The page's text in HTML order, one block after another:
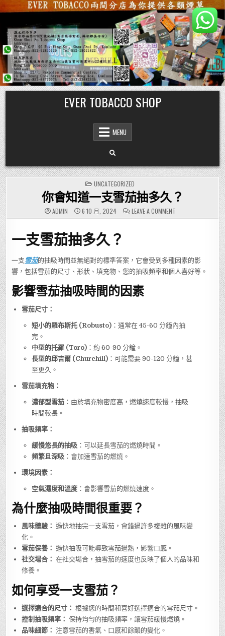
Skip
to
content
EVER TOBACCO SHOP
MENU
POSTED
IN
UNCATEGORIZED
你會知道一支雪茄抽多久？
ADMIN 6 10 月, 2024 LEAVE A COMMENTON
你
茄
抽
多
久？
一支雪茄抽多久？
一支雪茄的抽吸時間並無絕對的標準答案，它會受到多種因素的影
響，包括雪茄的尺寸、形狀、填充物、您的抽吸頻率和個人喜好等。
影響雪茄抽吸時間的因素
雪茄尺寸：
短小的羅布斯托 (Robusto) ：通常在 45-60 分鐘內抽
完。
中型的托羅 (Toro) ：約 60-90 分鐘。
長型的邱吉爾 (Churchill) ：可能需要 90-120 分鐘，甚
至更久。
雪茄填充物：
濃郁型雪茄 ：由於填充物密度高，燃燒速度較慢，抽吸
時間較長。
抽吸頻率：
緩慢悠長的抽吸 ：可以延長雪茄的燃燒時間。
頻繁且深吸 ：會加速雪茄的燃燒。
環境因素：
空氣濕度和溫度 ：會影響雪茄的燃燒速度。
為什麼抽吸時間很重要？
風味體驗： 過快地抽完一支雪茄，會錯過許多複雜的風味變
化。
雪茄保養： 過快抽吸可能導致雪茄過熱，影響口感。
社交場合： 在社交場合，抽雪茄的速度也反映了個人的品味和
修養。
如何享受一支雪茄？
選擇適合的尺寸： 根據您的時間和喜好選擇適合的雪茄尺寸。
控制抽吸頻率： 保持均勻的抽吸頻率，讓雪茄緩慢燃燒。
品味細節： 注意雪茄的香氣、口感和餘韻的變化。